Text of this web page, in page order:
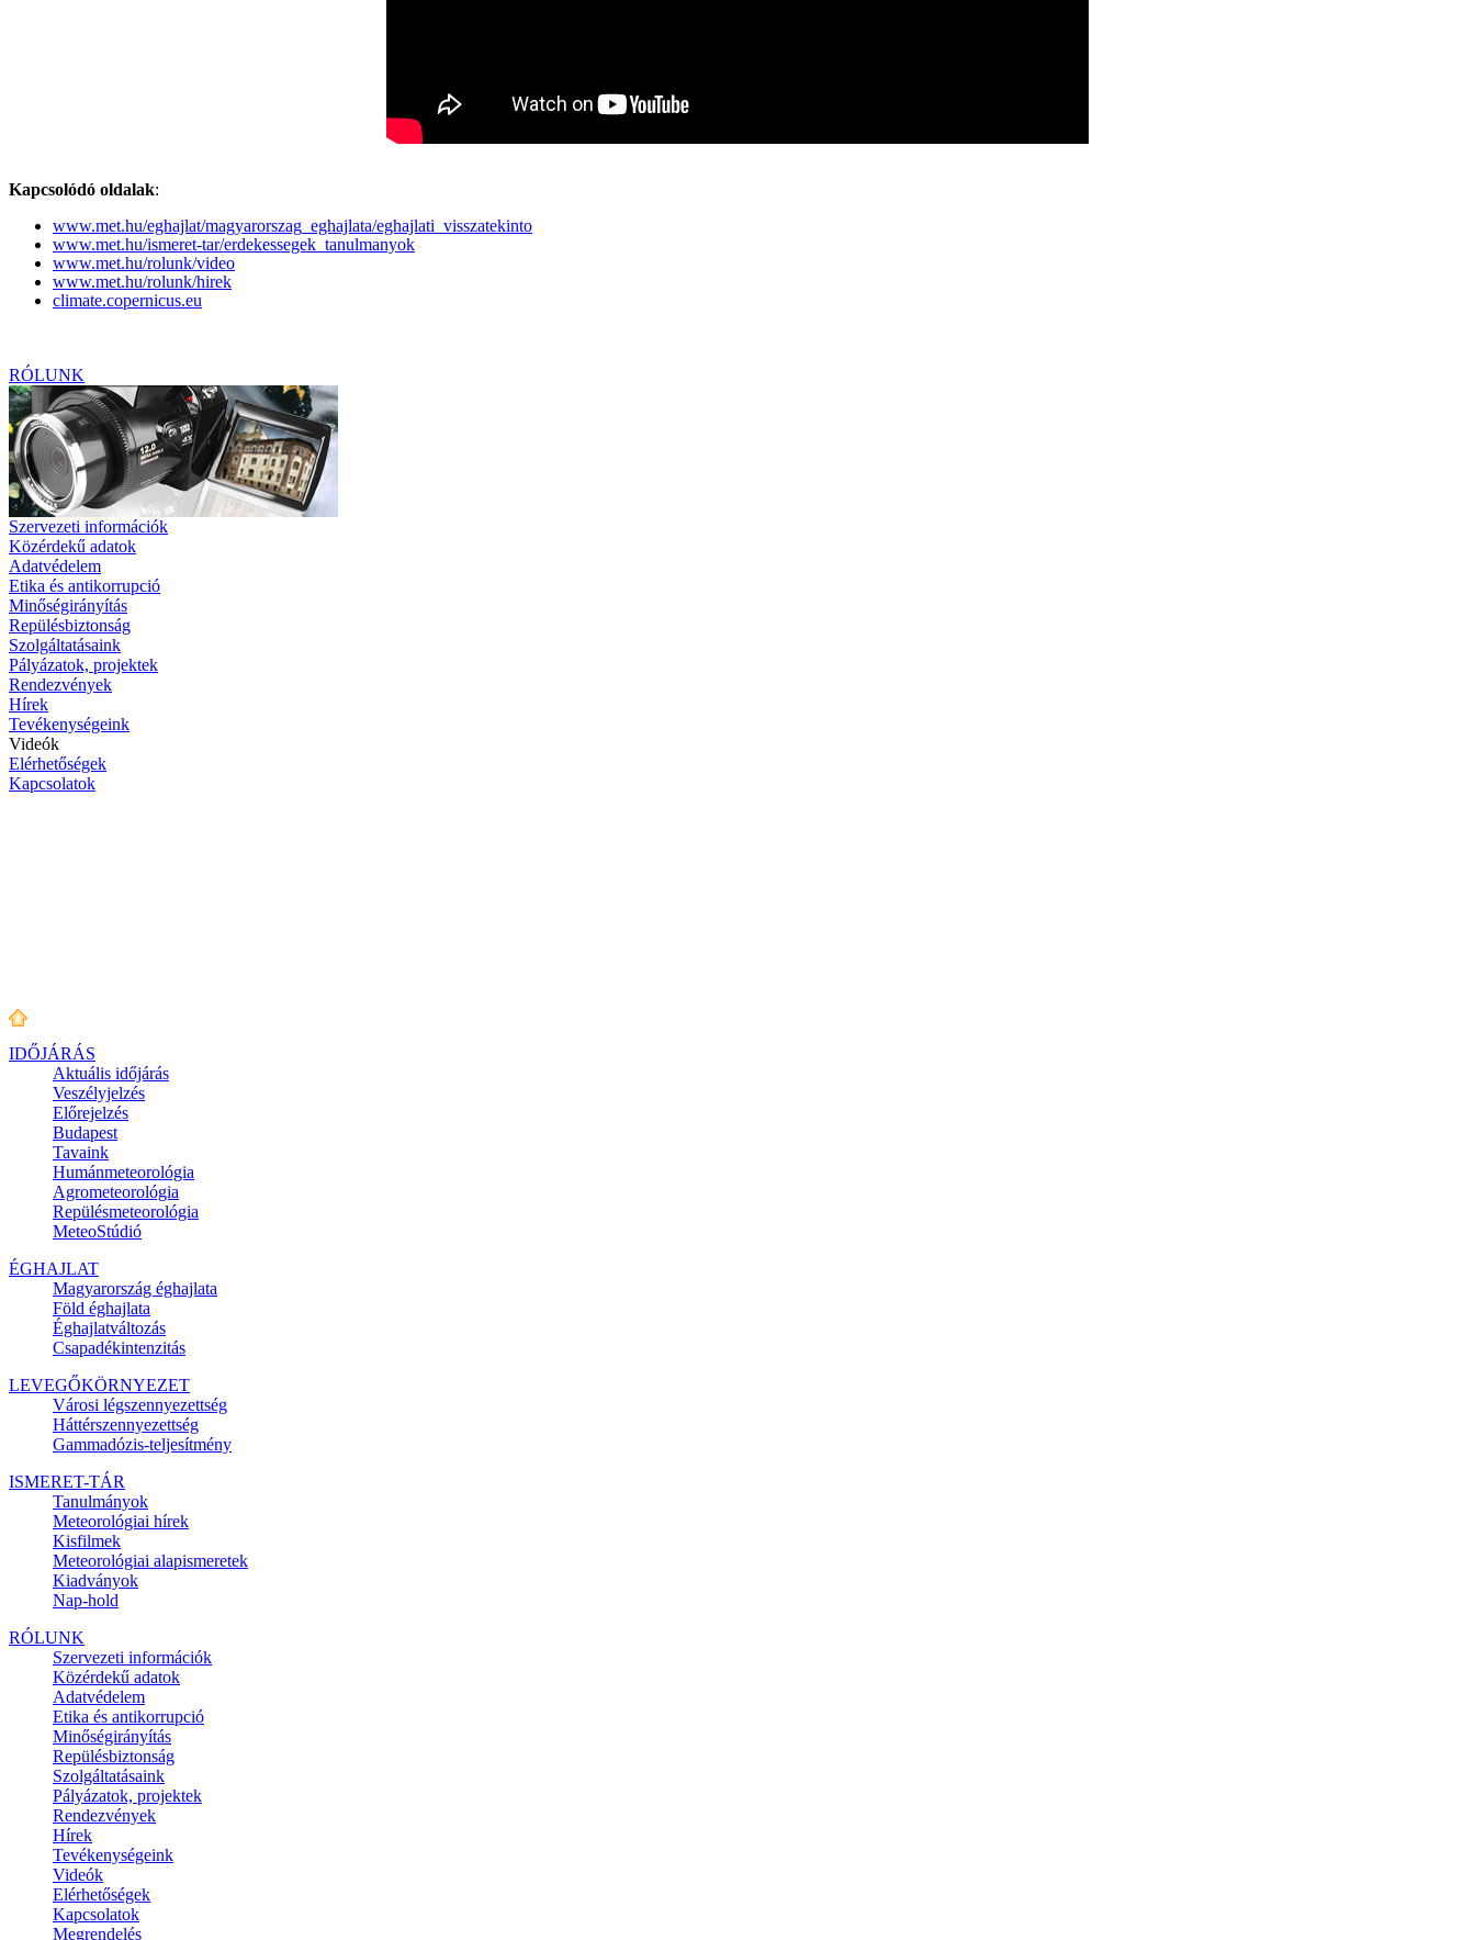
Kapcsolódó oldalak:
www.met.hu/eghajlat/magyarorszag_eghajlata/eghajlati_visszatekinto
www.met.hu/ismeret-tar/erdekessegek_tanulmanyok
www.met.hu/rolunk/video
www.met.hu/rolunk/hirek
climate.copernicus.eu
RÓLUNK
Szervezeti információk
Közérdekű adatok
Adatvédelem
Etika és antikorrupció
Minőségirányítás
Repülésbiztonság
Szolgáltatásaink
Pályázatok, projektek
Rendezvények
Hírek
Tevékenységeink
Videók
Elérhetőségek
Kapcsolatok
IDŐJÁRÁS
Aktuális időjárás
Veszélyjelzés
Előrejelzés
Budapest
Tavaink
Humánmeteorológia
Agrometeorológia
Repülésmeteorológia
MeteoStúdió
ÉGHAJLAT
Magyarország éghajlata
Föld éghajlata
Éghajlatváltozás
Csapadékintenzitás
LEVEGŐKÖRNYEZET
Városi légszennyezettség
Háttérszennyezettség
Gammadózis-teljesítmény
ISMERET-TÁR
Tanulmányok
Meteorológiai hírek
Kisfilmek
Meteorológiai alapismeretek
Kiadványok
Nap-hold
RÓLUNK
Szervezeti információk
Közérdekű adatok
Adatvédelem
Etika és antikorrupció
Minőségirányítás
Repülésbiztonság
Szolgáltatásaink
Pályázatok, projektek
Rendezvények
Hírek
Tevékenységeink
Videók
Elérhetőségek
Kapcsolatok
Megrendelés